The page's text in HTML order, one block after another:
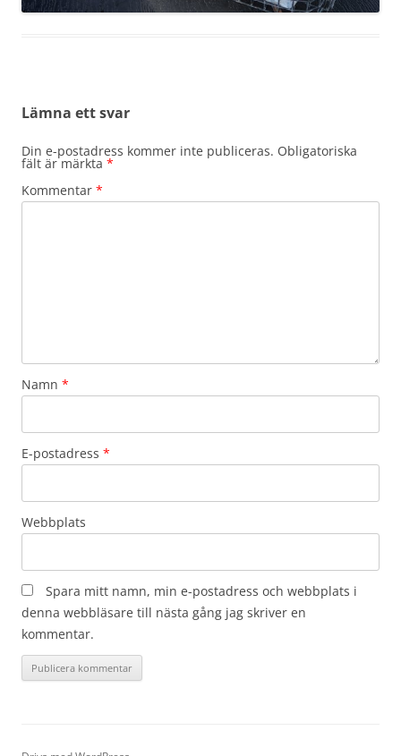
Lämna ett svar
Din e-postadress kommer inte publiceras. Obligatoriska
fält är märkta *
Kommentar *
Namn *
E-postadress *
Webbplats
Spara mitt namn, min e-postadress och webbplats i
denna webbläsare till nästa gång jag skriver en
kommentar.